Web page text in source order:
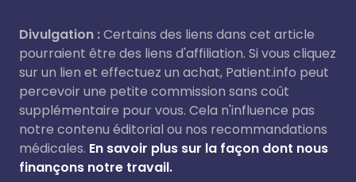
Divulgation :Certains des liens dans cet article
pourraient être des liens d'affiliation. Si vous cliquez
sur un lien et effectuez un achat, Patient.info peut
percevoir une petite commission sans coût
supplémentaire pour vous. Cela n'influence pas
notre contenu éditorial ou nos recommandations
médicales. En savoir plus sur la façon dont nous
finançons notre travail.